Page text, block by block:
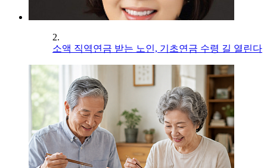
2.
소액 직역연금 받는 노인, 기초연금 수령 길 열린다